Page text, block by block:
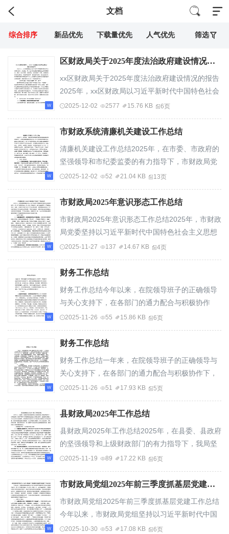
文档
综合排序 新品优先 下载量优先 人气优先 筛选
区财政局关于2025年度法治政府建设情况的报告
xx区财政局关于2025年度法治政府建设情况的报告
2025年，xx区财政局以习近平新时代中国特色社会
主义思想为指导，紧扣省、市、区关于法治政府...
2025-12-02 2577 15.76 KB 6页
市财政系统清廉机关建设工作总结
清廉机关建设工作总结2025年，在市委、市政府的
坚强领导和市纪委监委的有力指导下，市财政局党
委始终坚持以习近平新时代中国特色社会主义思...
2025-12-02 52 21.04 KB 13页
市财政局2025年意识形态工作总结
市财政局2025年意识形态工作总结2025年，市财政
局党委坚持以习近平新时代中国特色社会主义思想
为指导，深入学习贯彻党的二十大及二十届三中...
2025-11-27 137 14.67 KB 4页
财务工作总结
财务工作总结今年以来，在院领导班子的正确领导
与关心支持下，在各部门的通力配合与积极协作
下，财务部紧紧围绕我院年度工作目标“”和工作...
2025-11-26 55 15.86 KB 6页
财务工作总结
财务工作总结一年来，在院领导班子的正确领导与
关心支持下，在各部门的通力配合与积极协作下，
财务部紧紧我院年度工作目标和工作计划，以“...
2025-11-26 51 17.93 KB 5页
县财政局2025年工作总结
县财政局2025年工作总结2025年，在县委、县政府
的坚强领导和上级财政部门的有力指导下，我局坚
持以习近平新时代中国特色社会主义思想为指导...
2025-11-19 89 17.22 KB 6页
市财政局党组2025年前三季度抓基层党建工作总结
市财政局党组2025年前三季度抓基层党建工作总结
今年以来，市财政局党组坚持以习近平新时代中国
特色社会主义思想为指导，深入学习贯彻党的二...
2025-10-30 53 17.08 KB 6页